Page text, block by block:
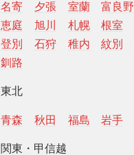
名寄
夕張 室蘭 富良野
恵庭
旭川 札幌 根室
登別
石狩 稚内 紋別
釧路
東北
青森 秋田 福島 岩手
関東・甲信越